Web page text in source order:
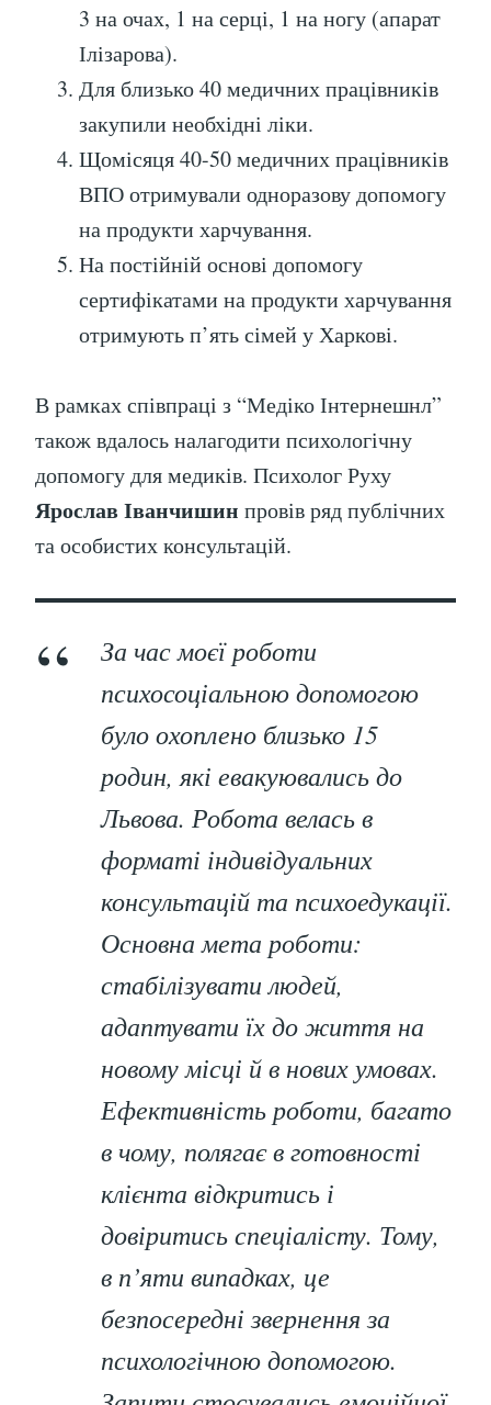
3 на очах, 1 на серці, 1 на ногу (апарат
Ілізарова).
Для близько 40 медичних працівників
закупили необхідні ліки.
Щомісяця 40-50 медичних працівників
ВПО отримували одноразову допомогу
на продукти харчування.
На постійній основі допомогу
сертифікатами на продукти харчування
отримують п’ять сімей у Харкові.
В рамках співпраці з “Медіко Інтернешнл”
також вдалось налагодити психологічну
допомогу для медиків. Психолог Руху
Ярослав Іванчишин провів ряд публічних
та особистих консультацій.
За час моєї роботи
психосоціальною допомогою
було охоплено близько 15
родин, які евакуювались до
Львова. Робота велась в
форматі індивідуальних
консультацій та психоедукації.
Основна мета роботи:
стабілізувати людей,
адаптувати їх до життя на
новому місці й в нових умовах.
Ефективність роботи, багато
в чому, полягає в готовності
клієнта відкритись і
довіритись спеціалісту. Тому,
в п’яти випадках, це
безпосередні звернення за
психологічною допомогою.